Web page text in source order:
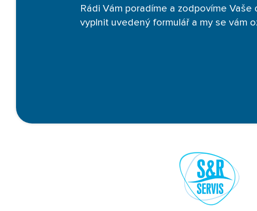
Rádi Vám poradíme a zodpovíme Vaše
vyplnit uvedený formulář a my se vám